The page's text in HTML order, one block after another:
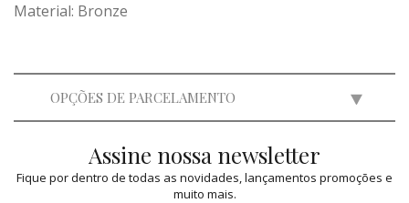
Material: Bronze
OPÇÕES DE PARCELAMENTO
deR$ 7.500,00=R$ 15.000,00
3x deR$ 4.999,50 =R$ 14.998,50
Assine nossa newsletter
Fique por dentro de todas as novidades, lançamentos promoções e
muito mais.